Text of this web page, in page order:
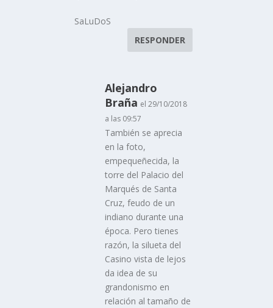
SaLuDoS
RESPONDER
Alejandro
Braña el 29/10/2018
a las 09:57
También se aprecia
en la foto,
empequeñecida, la
torre del Palacio del
Marqués de Santa
Cruz, feudo de un
indiano durante una
época. Pero tienes
razón, la silueta del
Casino vista de lejos
da idea de su
grandonismo en
relación al tamaño de